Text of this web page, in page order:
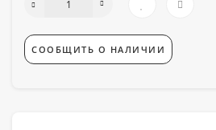
СООБЩИТЬ О НАЛИЧИИ